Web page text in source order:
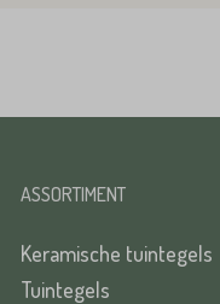
ASSORTIMENT
Keramische tuintegels
Tuintegels